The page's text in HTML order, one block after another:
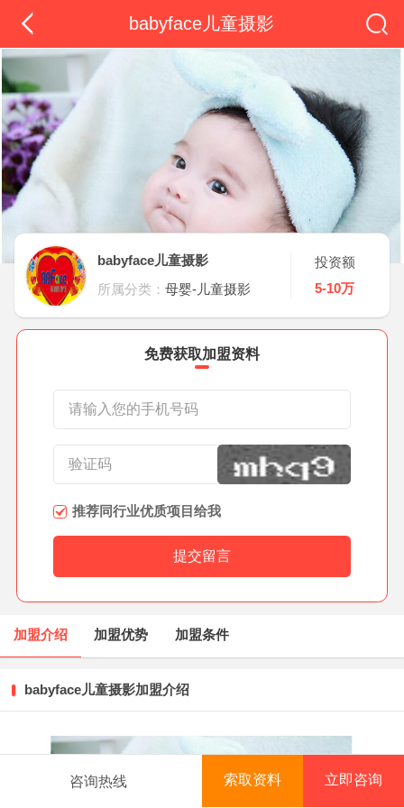
babyface儿童摄影
babyface儿童摄影
所属分类：母婴-儿童摄影
投资额
5-10万
免费获取加盟资料
推荐同行业优质项目给我
加盟介绍 加盟优势 加盟条件
babyface儿童摄影加盟介绍
咨询热线 索取资料 立即咨询
首页